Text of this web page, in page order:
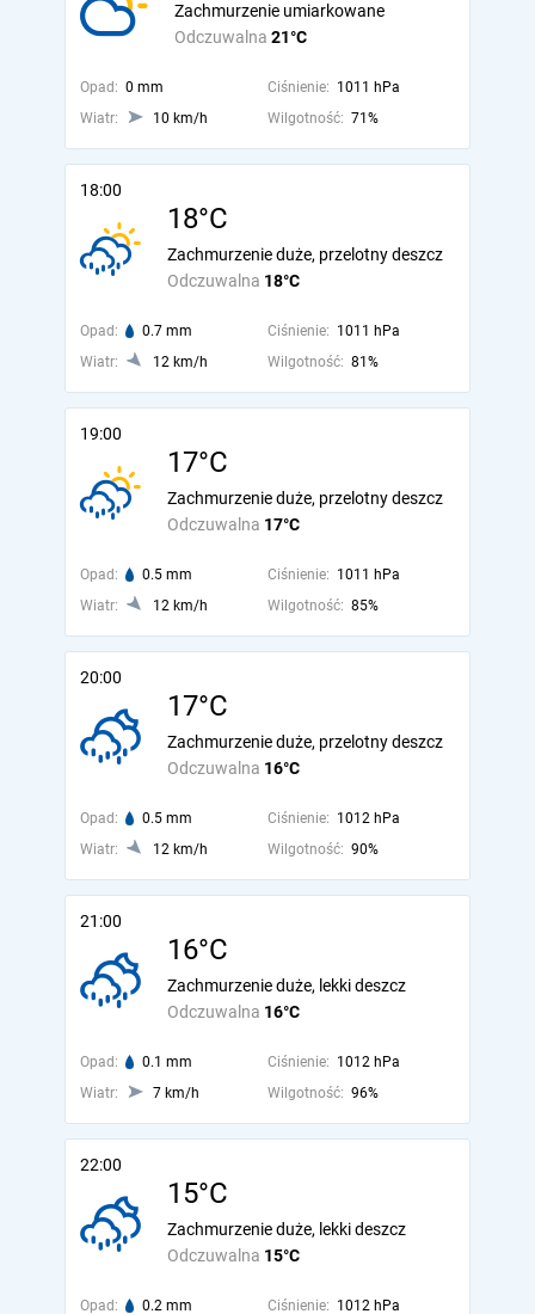
Odczuwalna 21°C
Zachmurzenie umiarkowane
Opad: 0 mm Ciśnienie: 1011 hPa
Wiatr:
10 km/h Wilgotność: 71%
18:00
18°C
Odczuwalna 18°C
Zachmurzenie duże, przelotny deszcz
Opad: 0.7 mm Ciśnienie: 1011 hPa
Wiatr:
12 km/h Wilgotność: 81%
19:00
17°C
Odczuwalna 17°C
Zachmurzenie duże, przelotny deszcz
Opad: 0.5 mm Ciśnienie: 1011 hPa
Wiatr:
12 km/h Wilgotność: 85%
20:00
17°C
Odczuwalna 16°C
Zachmurzenie duże, przelotny deszcz
Opad: 0.5 mm Ciśnienie: 1012 hPa
Wiatr:
12 km/h Wilgotność: 90%
21:00
16°C
Odczuwalna 16°C
Zachmurzenie duże, lekki deszcz
Opad: 0.1 mm Ciśnienie: 1012 hPa
Wiatr:
7 km/h Wilgotność: 96%
22:00
15°C
Odczuwalna 15°C
Zachmurzenie duże, lekki deszcz
Opad: 0.2 mm Ciśnienie: 1012 hPa